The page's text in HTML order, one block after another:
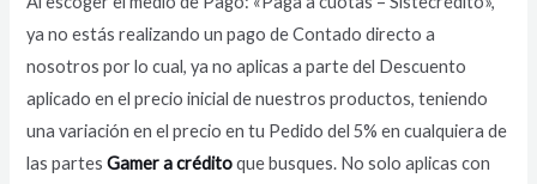
ya no estás realizando un pago de Contado directo a
nosotros por lo cual, ya no aplicas a parte del Descuento
aplicado en el precio inicial de nuestros productos, teniendo
una variación en el precio en tu Pedido del 5% en cualquiera de
las partesGamer a créditoque busques. No solo aplicas con